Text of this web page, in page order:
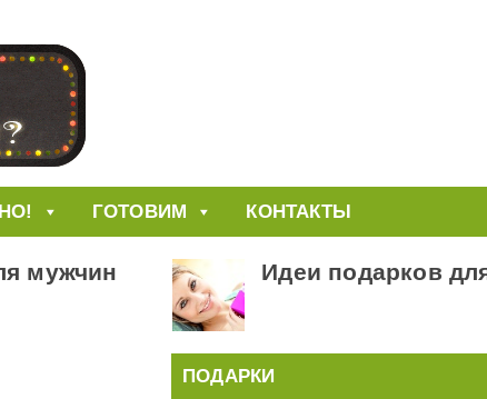
ГОТОВИМ КОНТАКТЫ
мужчин Идеи подарков
ПОДАРКИ